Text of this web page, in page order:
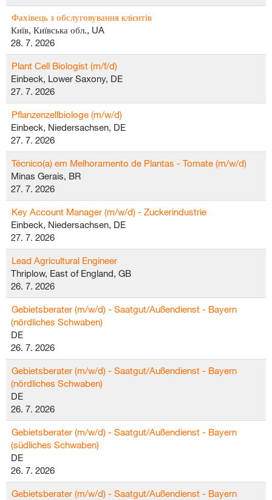
Фахівець з обслуговування клієнтів
Київ, Київська обл., UA
28. 7. 2026
Plant Cell Biologist (m/f/d)
Einbeck, Lower Saxony, DE
27. 7. 2026
Pflanzenzellbiologe (m/w/d)
Einbeck, Niedersachsen, DE
27. 7. 2026
Técnico(a) em Melhoramento de Plantas - Tomate (m/w/d)
Minas Gerais, BR
27. 7. 2026
Key Account Manager (m/w/d) - Zuckerindustrie
Einbeck, Niedersachsen, DE
27. 7. 2026
Lead Agricultural Engineer
Thriplow, East of England, GB
26. 7. 2026
Gebietsberater (m/w/d) - Saatgut/Außendienst - Bayern
(nördliches Schwaben)
DE
26. 7. 2026
Gebietsberater (m/w/d) - Saatgut/Außendienst - Bayern
(nördliches Schwaben)
DE
26. 7. 2026
Gebietsberater (m/w/d) - Saatgut/Außendienst - Bayern
(südliches Schwaben)
DE
26. 7. 2026
Gebietsberater (m/w/d) - Saatgut/Außendienst - Bayern